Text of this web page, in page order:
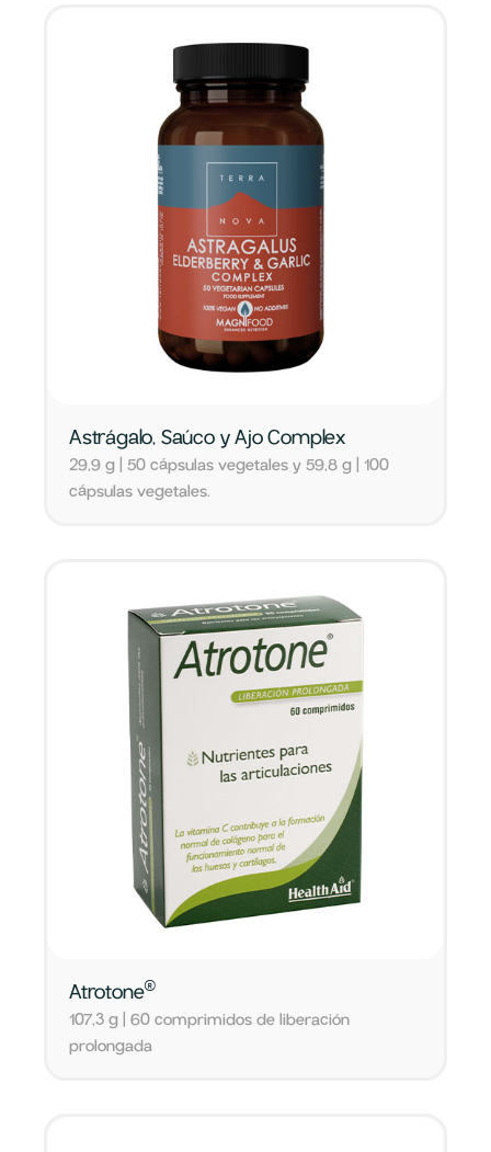
Astrágalo, Saúco y Ajo Complex
29,9 g | 50 cápsulas vegetales y 59,8 g | 100
cápsulas vegetales.
Atrotone®
107,3 g | 60 comprimidos de liberación
prolongada